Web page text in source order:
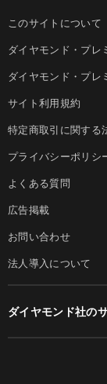
このサイトについて
ダイヤモンド・プレ
ダイヤモンド・プレ
サイト利用規約
特定商取引に関する
プライバシーポリシ
よくある質問
広告掲載
お問い合わせ
法人導入について
ダイヤモンド社の